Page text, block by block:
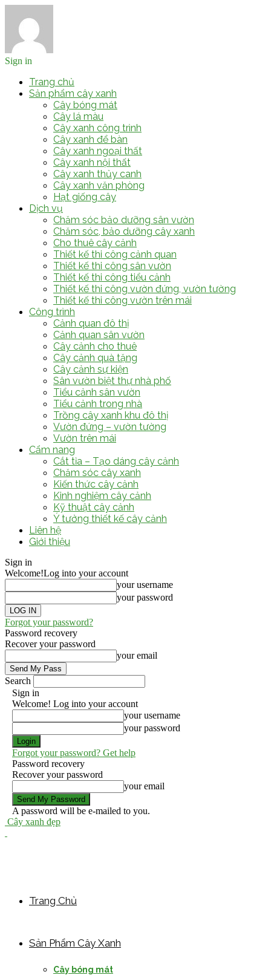
Sign in
Trang chủ
Sản phẩm cây xanh
Cây bóng mát
Cây lá màu
Cây xanh công trình
Cây xanh để bàn
Cây xanh ngoại thất
Cây xanh nội thất
Cây xanh thủy canh
Cây xanh văn phòng
Hạt giống cây
Dịch vụ
Chăm sóc bảo dưỡng sân vườn
Chăm sóc, bảo dưỡng cây xanh
Cho thuê cây cảnh
Thiết kế thi công cảnh quan
Thiết kế thi công sân vườn
Thiết kế thi công tiểu cảnh
Thiết kế thi công vườn đứng, vườn tường
Thiết kế thi công vườn trên mái
Công trình
Cảnh quan đô thị
Cảnh quan sân vườn
Cây cảnh cho thuê
Cây cảnh quà tặng
Cây cảnh sự kiện
Sân vườn biệt thự nhà phố
Tiểu cảnh sân vườn
Tiểu cảnh trong nhà
Trồng cây xanh khu đô thị
Vườn đứng – vườn tường
Vườn trên mái
Cẩm nang
Cắt tỉa – Tạo dáng cây cảnh
Chăm sóc cây xanh
Kiến thức cây cảnh
Kinh nghiệm cây cảnh
Kỹ thuật cây cảnh
Ý tưởng thiết kế cây cảnh
Liên hệ
Giới thiệu
Sign in
Welcome!Log into your account
your username
your password
Forgot your password?
Password recovery
Recover your password
your email
Search
Sign in
Welcome! Log into your account
your username
your password
Forgot your password? Get help
Password recovery
Recover your password
your email
A password will be e-mailed to you.
Cây xanh đẹp
Trang Chủ
Sản Phẩm Cây Xanh
Cây bóng mát